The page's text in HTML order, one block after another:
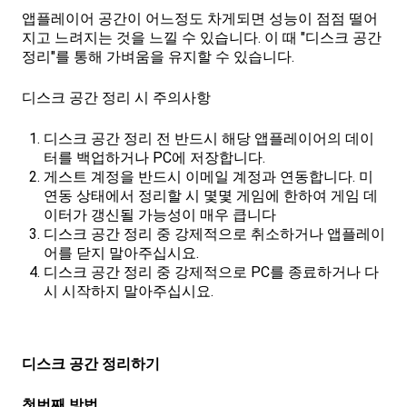
앱플레이어 공간이 어느정도 차게되면 성능이 점점 떨어
지고 느려지는 것을 느낄 수 있습니다. 이 때 "디스크 공간
정리"를 통해 가벼움을 유지할 수 있습니다.
디스크 공간 정리 시 주의사항
디스크 공간 정리 전 반드시 해당 앱플레이어의 데이
터를 백업하거나 PC에 저장합니다.
게스트 계정을 반드시 이메일 계정과 연동합니다. 미
연동 상태에서 정리할 시 몇몇 게임에 한하여 게임 데
이터가 갱신될 가능성이 매우 큽니다
디스크 공간 정리 중 강제적으로 취소하거나 앱플레이
어를 닫지 말아주십시요.
디스크 공간 정리 중 강제적으로 PC를 종료하거나 다
시 시작하지 말아주십시요.
디스크 공간 정리하기